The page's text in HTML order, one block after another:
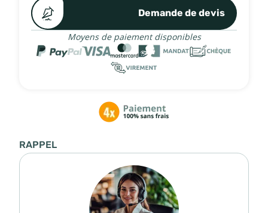
Demande de devis
Moyens de paiement disponibles
RAPPEL